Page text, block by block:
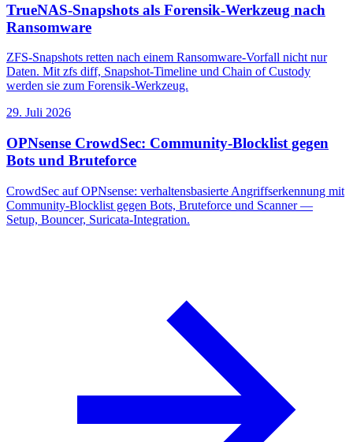
TrueNAS-Snapshots als Forensik-Werkzeug nach
Ransomware
ZFS-Snapshots retten nach einem Ransomware-Vorfall nicht nur
Daten. Mit zfs diff, Snapshot-Timeline und Chain of Custody
werden sie zum Forensik-Werkzeug.
29. Juli 2026
OPNsense CrowdSec: Community-Blocklist gegen
Bots und Bruteforce
CrowdSec auf OPNsense: verhaltensbasierte Angriffserkennung mit
Community-Blocklist gegen Bots, Bruteforce und Scanner —
Setup, Bouncer, Suricata-Integration.